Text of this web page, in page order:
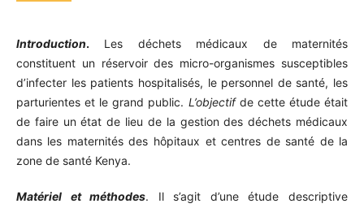
Introduction. Les déchets médicaux de maternités
constituent un réservoir des micro-organismes susceptibles
d’infecter les patients hospitalisés, le personnel de santé, les
parturientes et le grand public. L’objectifde cette étude était
de faire un état de lieu de la gestion des déchets médicaux
dans les maternités des hôpitaux et centres de santé de la
zone de santé Kenya.
Matériel et méthodes. Il s’agit d’une étude descriptive